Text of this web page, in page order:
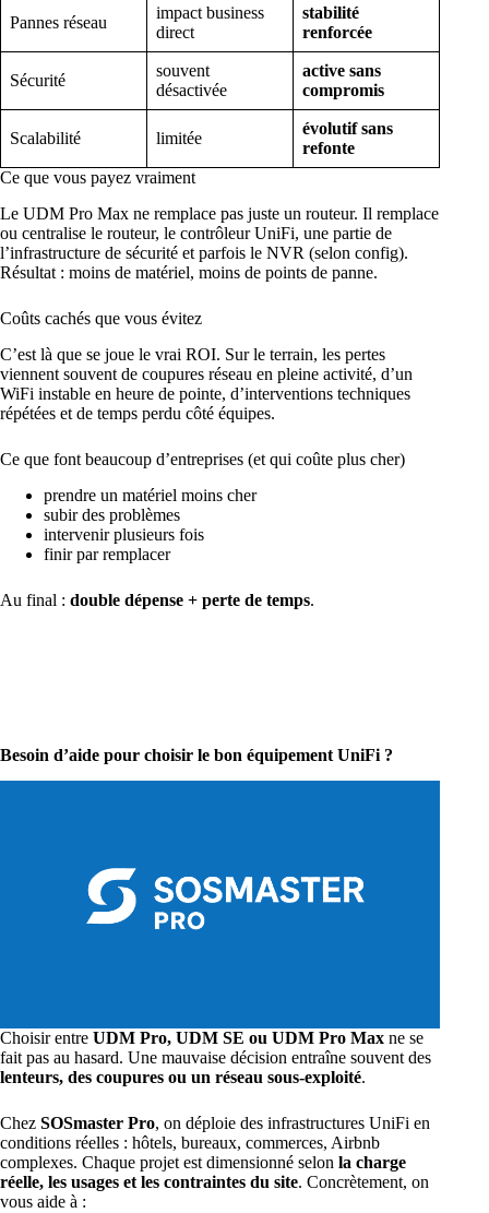
Pannes réseau
impact business
direct
stabilité
renforcée
Sécurité
souvent
désactivée
active sans
compromis
Scalabilité limitée
évolutif sans
refonte
Ce que vous payez vraiment
Le UDM Pro Max ne remplace pas juste un routeur. Il remplace
ou centralise le routeur, le contrôleur UniFi, une partie de
l’infrastructure de sécurité et parfois le NVR (selon config).
Résultat : moins de matériel, moins de points de panne.
Coûts cachés que vous évitez
C’est là que se joue le vrai ROI. Sur le terrain, les pertes
viennent souvent de coupures réseau en pleine activité, d’un
WiFi instable en heure de pointe, d’interventions techniques
répétées et de temps perdu côté équipes.
Ce que font beaucoup d’entreprises (et qui coûte plus cher)
prendre un matériel moins cher
subir des problèmes
intervenir plusieurs fois
finir par remplacer
Au final : double dépense + perte de temps.
Besoin d’aide pour choisir le bon équipement UniFi ?
Choisir entre UDM Pro, UDM SE ou UDM Pro Max ne se
fait pas au hasard. Une mauvaise décision entraîne souvent des
lenteurs, des coupures ou un réseau sous-exploité.
Chez SOSmaster Pro, on déploie des infrastructures UniFi en
conditions réelles : hôtels, bureaux, commerces, Airbnb
complexes. Chaque projet est dimensionné selon la charge
réelle, les usages et les contraintes du site. Concrètement, on
vous aide à :